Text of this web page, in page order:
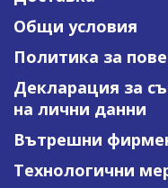
Общи условия
Политика за
Декларация за
на лични данни
Вътрешни
Технологични